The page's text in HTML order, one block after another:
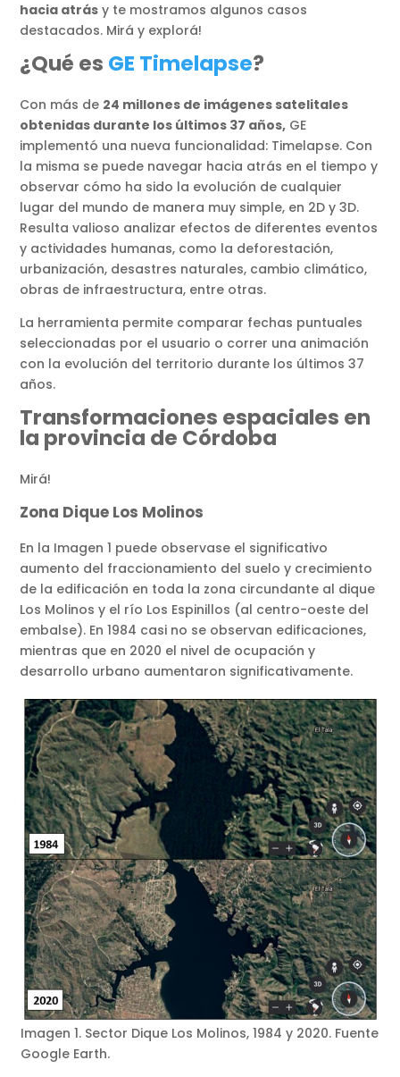
hacia atrás y te mostramos algunos casos
destacados. Mirá y explorá!
¿Qué es GE Timelapse?
Con más de 24 millones de imágenes satelitales
obtenidas durante los últimos 37 años, GE
implementó una nueva funcionalidad: Timelapse. Con
la misma se puede navegar hacia atrás en el tiempo y
observar cómo ha sido la evolución de cualquier
lugar del mundo de manera muy simple, en 2D y 3D.
Resulta valioso analizar efectos de diferentes eventos
y actividades humanas, como la deforestación,
urbanización, desastres naturales, cambio climático,
obras de infraestructura, entre otras.
La herramienta permite comparar fechas puntuales
seleccionadas por el usuario o correr una animación
con la evolución del territorio durante los últimos 37
años.
Transformaciones espaciales en
la provincia de Córdoba
Mirá!
Zona Dique Los Molinos
En la Imagen 1 puede observase el significativo
aumento del fraccionamiento del suelo y crecimiento
de la edificación en toda la zona circundante al dique
Los Molinos y el río Los Espinillos (al centro-oeste del
embalse). En 1984 casi no se observan edificaciones,
mientras que en 2020 el nivel de ocupación y
desarrollo urbano aumentaron significativamente.
Imagen 1. Sector Dique Los Molinos, 1984 y 2020. Fuente
Google Earth.